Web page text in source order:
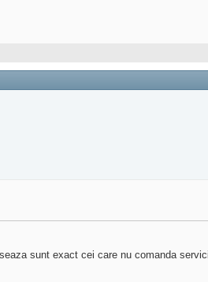
sunt exact cei care nu comanda